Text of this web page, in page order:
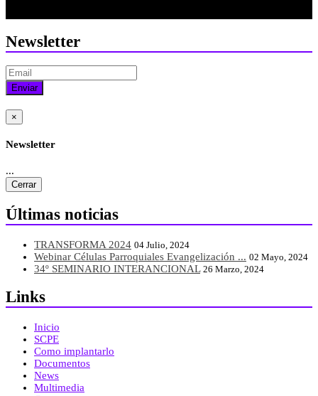
Newsletter
Enviar
×
Newsletter
...
Cerrar
Últimas noticias
TRANSFORMA 2024 04 Julio, 2024
Webinar Células Parroquiales Evangelización ... 02 Mayo, 2024
34º SEMINARIO INTERANCIONAL 26 Marzo, 2024
Links
Inicio
SCPE
Como implantarlo
Documentos
News
Multimedia